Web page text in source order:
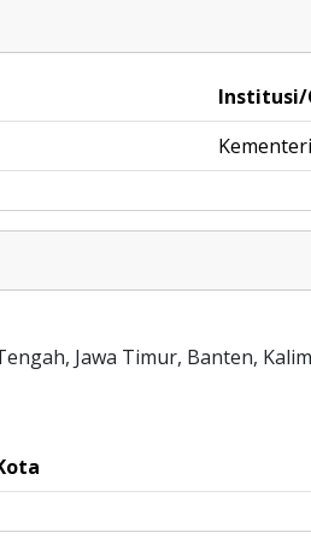
Institusi/
Jawa Timur, Banten,